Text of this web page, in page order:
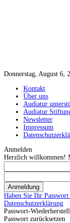
Donnerstag, August 6,
Kontakt
Über uns
Audiatur
Audiatur
Newsletter
Impressum
Anmelden
Herzlich willkommen!
Haben Sie Ihr
Datenschutzerklärung
Passwort-
Passwort zurücksetzen